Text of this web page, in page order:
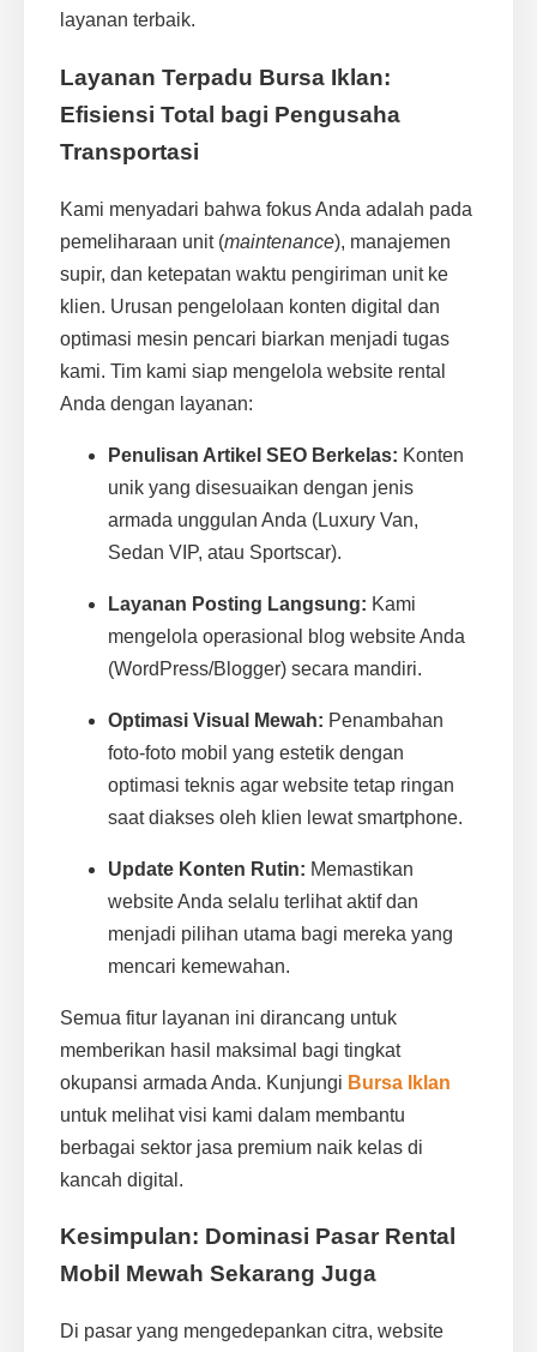
layanan terbaik.
Layanan Terpadu Bursa Iklan:
Efisiensi Total bagi Pengusaha
Transportasi
Kami menyadari bahwa fokus Anda adalah pada
pemeliharaan unit (maintenance), manajemen
supir, dan ketepatan waktu pengiriman unit ke
klien. Urusan pengelolaan konten digital dan
optimasi mesin pencari biarkan menjadi tugas
kami. Tim kami siap mengelola website rental
Anda dengan layanan:
Penulisan Artikel SEO Berkelas: Konten
unik yang disesuaikan dengan jenis
armada unggulan Anda (Luxury Van,
Sedan VIP, atau Sportscar).
Layanan Posting Langsung: Kami
mengelola operasional blog website Anda
(WordPress/Blogger) secara mandiri.
Optimasi Visual Mewah: Penambahan
foto-foto mobil yang estetik dengan
optimasi teknis agar website tetap ringan
saat diakses oleh klien lewat smartphone.
Update Konten Rutin: Memastikan
website Anda selalu terlihat aktif dan
menjadi pilihan utama bagi mereka yang
mencari kemewahan.
Semua fitur layanan ini dirancang untuk
memberikan hasil maksimal bagi tingkat
okupansi armada Anda. Kunjungi Bursa Iklan
untuk melihat visi kami dalam membantu
berbagai sektor jasa premium naik kelas di
kancah digital.
Kesimpulan: Dominasi Pasar Rental
Mobil Mewah Sekarang Juga
Di pasar yang mengedepankan citra, website